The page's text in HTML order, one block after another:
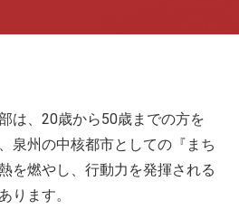
は、20歳から50歳までの方を
泉州の中核都市としての『まち
を燃やし、行動力を発揮される
ります。